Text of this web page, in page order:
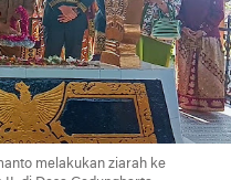
melakukan ziarah ke